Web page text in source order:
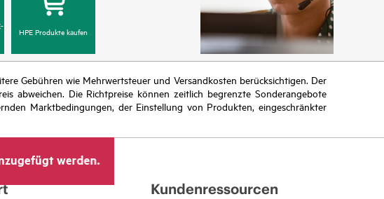
HPE Produkte kaufen
Gebühren wie Mehrwertsteuer und Versandkosten berücksichtigen. Der
abweichen. Die Richtpreise können zeitlich begrenzte Sonderangebote
Marktbedingungen, der Einstellung von Produkten, eingeschränkter
werden.
Kundenressourcen